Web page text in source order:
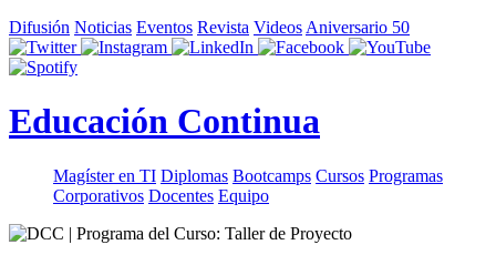
Difusión Noticias Eventos Revista Videos Aniversario 50
Educación Continua
Magíster en TI Diplomas Bootcamps Cursos Programas
Corporativos Docentes Equipo